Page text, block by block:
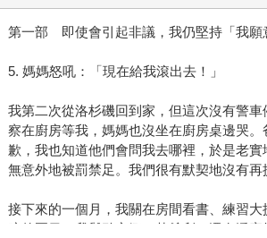
第一部 即使會引起非議，我仍堅持「我願
5. 媽媽怒吼：「現在給我滾出去！」
我第二次從洛杉磯回到家，但這次沒有警
察在廚房等我，媽媽也沒坐在廚房桌邊哭
歉，我也知道他們會問我去哪裡，於是老
無意外地被罰禁足。我們很有默契地沒有再
接下來的一個月，我關在房間看書、練習
暗的夏日。我與碧安娜、艾希利，還有潘蜜